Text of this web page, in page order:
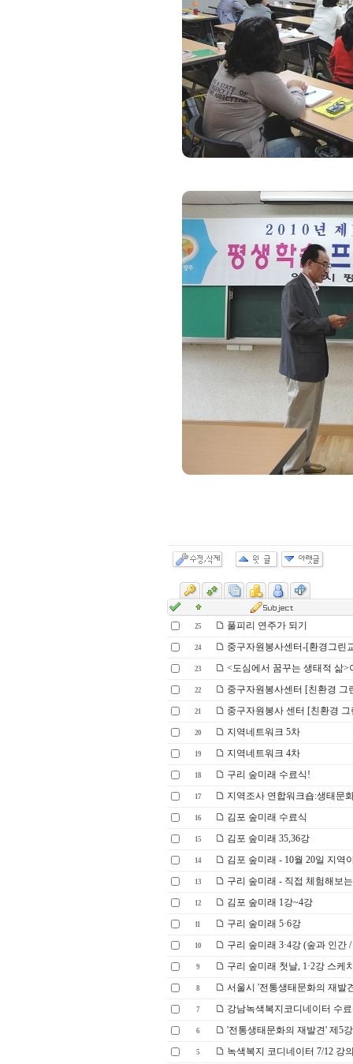
25 풀피리 연주가 되기
24 중구자원봉사센터-[환경그린
23 <도심에서 꿈꾸는 생태적 삶>
22 중구자원봉사센터 [친환경 그
21 중구자원봉사 센터 [친환경
20 지역네트워크 5차
19 지역네트워크 4차
18 구리 숲미래 수료식!
17 지역조사 연합워크숍:생태문
16 김포 숲미래 수료식
15 김포 숲미래 35,36강
14 김포 숲미래 - 10월 20일 지역
13 구리 숲미래 - 직접 체험해보
12 김포 숲미래 1강~4강
11 구리 숲미래 5·6강
10 구리 숲미래 3·4강 (숲과 인간
9 구리 숲미래 첫날, 1·2강 스케
8 서울시 '전통생태문화의 재발
7 강남녹색복지코디네이터 수
6 '전통생태문화의 재발견' 제5강
5 녹색복지 코디네이터 7/12 강